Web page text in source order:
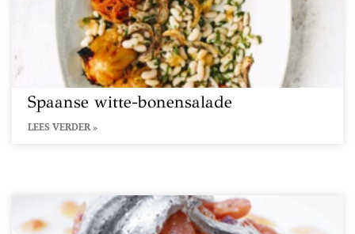
Spaanse witte-bonensalade
LEES VERDER »